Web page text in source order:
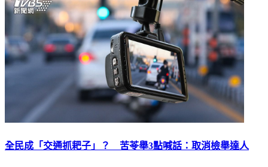
全民成「交通抓耙子」？ 苦苓舉3點喊話：取消檢舉達人